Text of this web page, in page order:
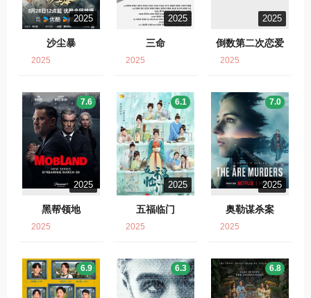
2025
沙尘暴
2025
2025
三命
2025
2025
倒数第二次恋爱
2025
2025
黑帮领地
7.6
2025
2025
五福临门
6.1
2025
2025
奥勒谋杀案
7.0
2025
6.9 6.3 6.8